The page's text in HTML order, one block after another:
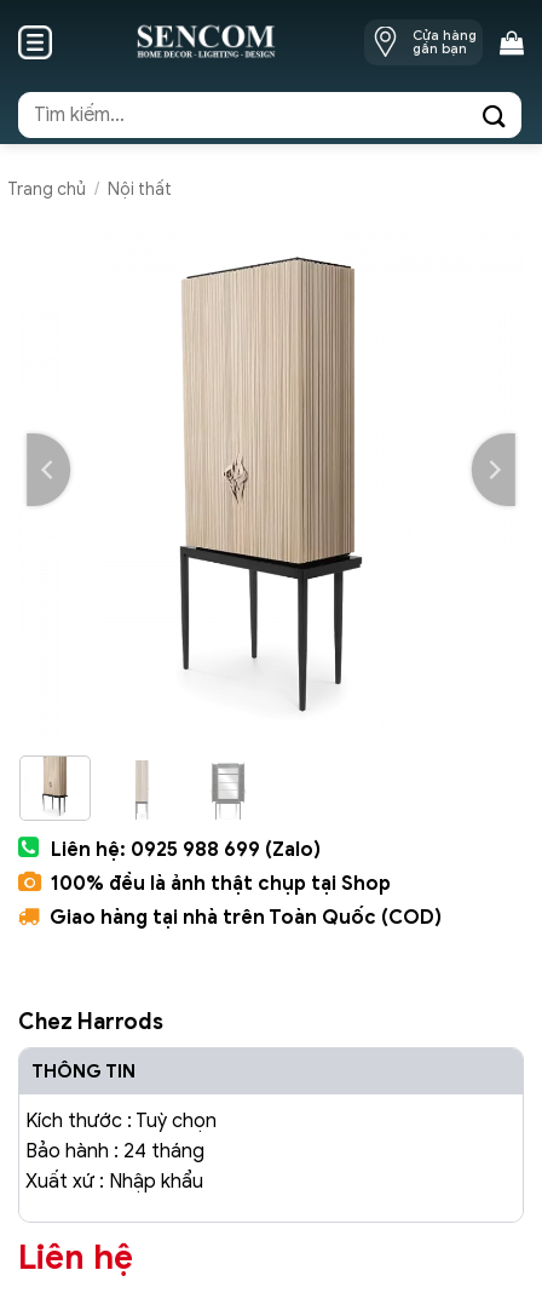
Cửa hàng
gần bạn
Tìm
kiếm:
Trang chủ / Nội thất
Liên hệ: 0925 988 699 (Zalo)
100% đều là ảnh thật chụp tại Shop
Giao hàng tại nhà trên Toàn Quốc (COD)
Chez Harrods
THÔNG TIN
Kích thước : Tuỳ chọn
Bảo hành : 24 tháng
Xuất xứ : Nhập khẩu
Liên hệ